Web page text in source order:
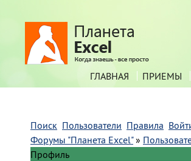
ГЛАВНАЯ ПРИЕМЫ
Поиск Пользователи Правила
Форумы "Планета Excel" »
Профиль